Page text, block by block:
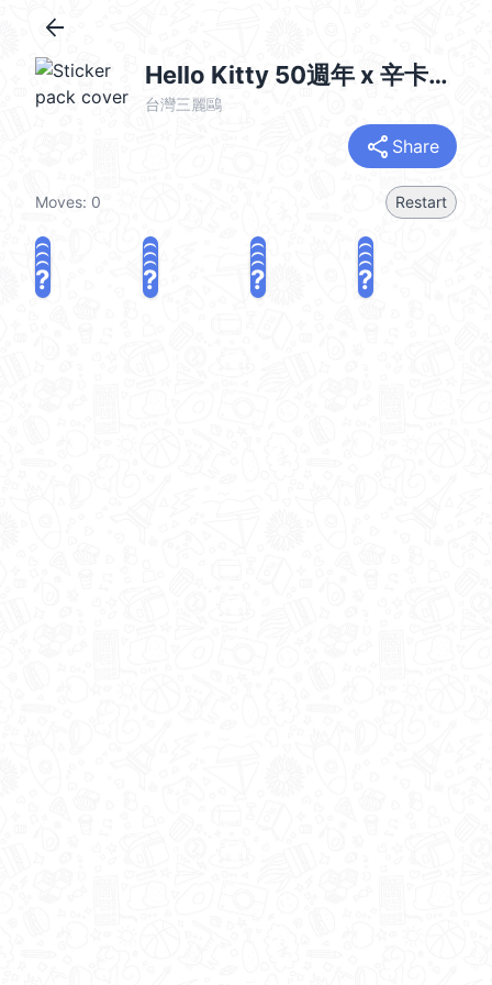
arrow_back
Hello Kitty 50週年 x 辛卡米克 冬季暖心篇
台灣三麗鷗
share Share
Moves: 0 Restart
? ? ? ?
? ? ? ?
? ? ? ?
? ? ? ?